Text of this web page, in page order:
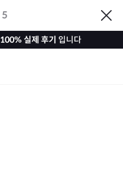
5
100% 실제 후기 입니다